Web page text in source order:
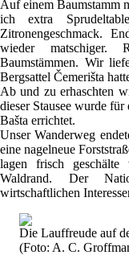
Auf einem Baumstamm
ich extra
Zitronengeschmack.
wieder matschiger.
Baumstämmen. Wir
Bergsattel Čemerišta
Ab und zu erhaschten
dieser Stausee wurde
Bašta errichtet.
Unser Wanderweg
eine nagelneue
lagen frisch
Waldrand. Der
wirtschaftlichen
Die Lauffreude auf
(Foto: A. C.